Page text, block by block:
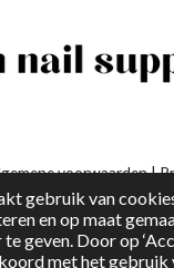
gebruik van
en op maat
geven. Door op
met het gebruik
voorwaarden|
-